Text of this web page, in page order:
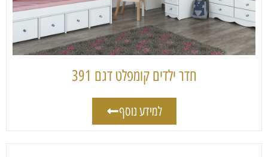
חדר ילדים קומפלט דגם 391
למידע נוסף